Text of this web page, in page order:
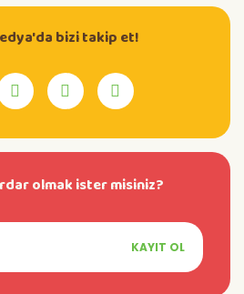
bizi takip et!
olmak ister misiniz?
KAYIT OL